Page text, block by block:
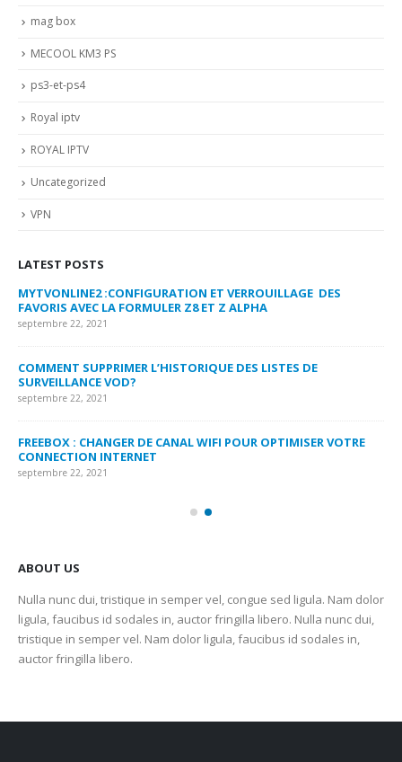
mag box
MECOOL KM3 PS
ps3-et-ps4
Royal iptv
ROYAL IPTV
Uncategorized
VPN
LATEST POSTS
MYTVONLINE2 :CONFIGURATION ET VERROUILLAGE DES
FAVORIS AVEC LA FORMULER Z8 ET Z ALPHA
septembre 22, 2021
COMMENT SUPPRIMER L’HISTORIQUE DES LISTES DE
SURVEILLANCE VOD?
septembre 22, 2021
FREEBOX : CHANGER DE CANAL WIFI POUR OPTIMISER VOTRE
CONNECTION INTERNET
septembre 22, 2021
ABOUT US
Nulla nunc dui, tristique in semper vel, congue sed ligula. Nam dolor
ligula, faucibus id sodales in, auctor fringilla libero. Nulla nunc dui,
tristique in semper vel. Nam dolor ligula, faucibus id sodales in,
auctor fringilla libero.